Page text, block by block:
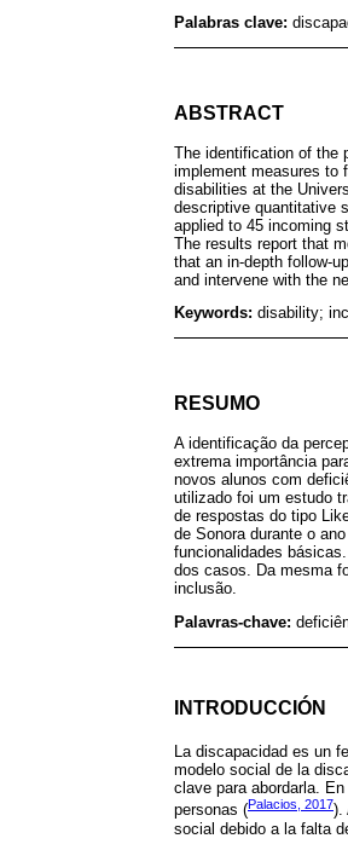
Palabras clave:
ABSTRACT
The identification of the
implement measures to
disabilities at the
descriptive quantitative
applied to 45 incoming
The results report that
that an in-depth follow-
and intervene with the
Keywords: disability;
RESUMO
A identificação da
extrema importância
novos alunos com
utilizado foi um estudo
de respostas do tipo
de Sonora durante o
funcionalidades
dos casos. Da mesma
inclusão.
Palavras-chave:
INTRODUCCIÓN
La discapacidad es un
modelo social de la
clave para abordarla.
personas (Palacios, 2017).
social debido a la falta